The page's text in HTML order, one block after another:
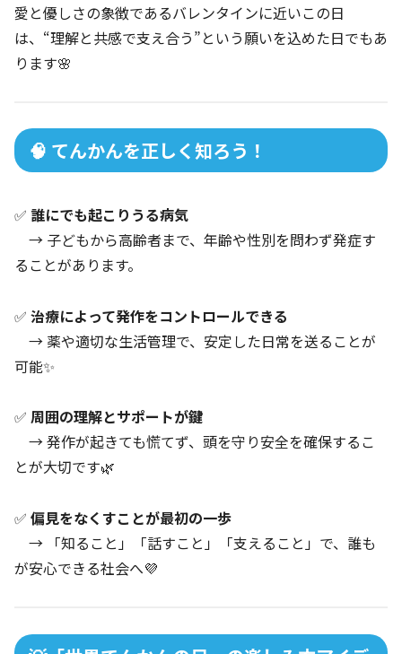
愛と優しさの象徴であるバレンタインに近いこの日
は、“理解と共感で支え合う”という願いを込めた日でもあ
ります🌸
🧠 てんかんを正しく知ろう！
✅ 誰にでも起こりうる病気
→ 子どもから高齢者まで、年齢や性別を問わず発症す
ることがあります。
✅ 治療によって発作をコントロールできる
→ 薬や適切な生活管理で、安定した日常を送ることが
可能✨
✅ 周囲の理解とサポートが鍵
→ 発作が起きても慌てず、頭を守り安全を確保するこ
とが大切です🌿
✅ 偏見をなくすことが最初の一歩
→ 「知ること」「話すこと」「支えること」で、誰も
が安心できる社会へ💜